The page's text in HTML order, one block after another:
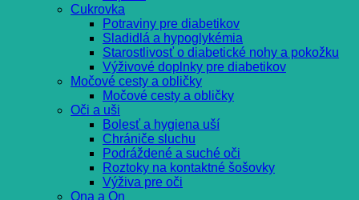
Cukrovka
Potraviny pre diabetikov
Sladidlá a hypoglykémia
Starostlivosť o diabetické nohy a pokožku
Výživové doplnky pre diabetikov
Močové cesty a obličky
Močové cesty a obličky
Oči a uši
Bolesť a hygiena uší
Chrániče sluchu
Podráždené a suché oči
Roztoky na kontaktné šošovky
Výživa pre oči
Ona a On